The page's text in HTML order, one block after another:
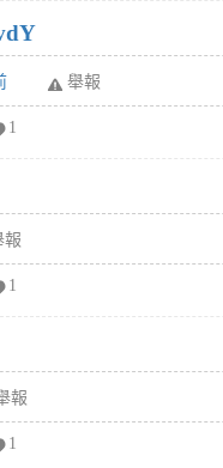
舉報
1
報
1
報
1